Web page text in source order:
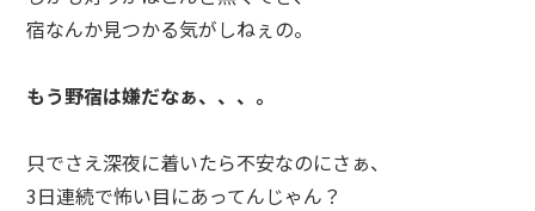
宿なんか見つかる気がしねぇの。
もう野宿は嫌だなぁ、、、。
只でさえ深夜に着いたら不安なのにさぁ、
3日連続で怖い目にあってんじゃん？